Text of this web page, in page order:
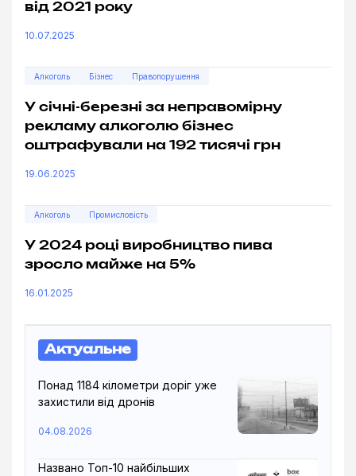
від 2021 року
10.07.2025
Алкоголь Бізнес Правопорушення
У січні-березні за неправомірну
рекламу алкоголю бізнес
оштрафували на 192 тисячі грн
19.06.2025
Алкоголь Промисловість
У 2024 році виробництво пива
зросло майже на 5%
16.01.2025
Актуальне
Понад 1184 кілометри доріг уже
захистили від дронів
04.08.2026
Названо Топ-10 найбільших